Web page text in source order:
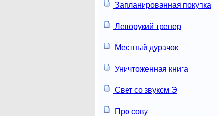
Запланированная покупка
Леворукий тренер
Местный дурачок
Уничтоженная книга
Свет со звуком Э
Про сову